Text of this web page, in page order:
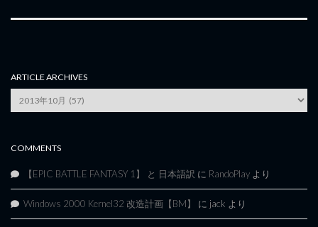
ARTICLE ARCHIVES
Article
Archives
COMMENTS
【EPIC BATTLE FANTASY 1】 と 日本語訳 に RandoPlay より
Windows 2000 Kernel32 改造計画【BM】 に jack より